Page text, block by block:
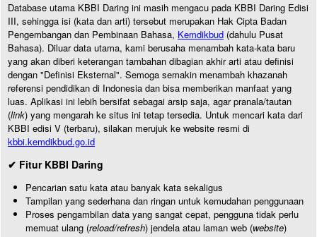
Database utama KBBI Daring ini masih mengacu pada KBBI Daring Edisi
III, sehingga isi (kata dan arti) tersebut merupakan Hak Cipta Badan
Pengembangan dan Pembinaan Bahasa, Kemdikbud (dahulu Pusat
Bahasa). Diluar data utama, kami berusaha menambah kata-kata baru
yang akan diberi keterangan tambahan dibagian akhir arti atau definisi
dengan "Definisi Eksternal". Semoga semakin menambah khazanah
referensi pendidikan di Indonesia dan bisa memberikan manfaat yang
luas. Aplikasi ini lebih bersifat sebagai arsip saja, agar pranala/tautan
(link) yang mengarah ke situs ini tetap tersedia. Untuk mencari kata dari
KBBI edisi V (terbaru), silakan merujuk ke website resmi di
kbbi.kemdikbud.go.id
✔ Fitur KBBI Daring
Pencarian satu kata atau banyak kata sekaligus
Tampilan yang sederhana dan ringan untuk kemudahan penggunaan
Proses pengambilan data yang sangat cepat, pengguna tidak perlu
memuat ulang (reload/refresh) jendela atau laman web (website)